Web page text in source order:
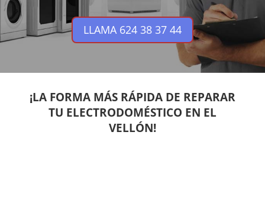
LLAMA 624 38 37 44
¡LA FORMA MÁS RÁPIDA DE REPARAR
TU ELECTRODOMÉSTICO EN EL
VELLÓN!